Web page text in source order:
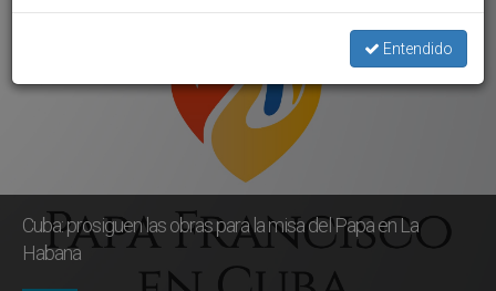
Cuba: prosiguen las obras para la misa del Papa en La
Habana
Entendido